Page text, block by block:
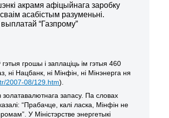
акрамя афіцыйнага заробку
асабістым разуменьні.
“Газпрому”
гэтыя грошы і заплаціць ім гэтыя 460
ні Нацбанк, ні Мінфін, ні Мінэнерга ня
2007-08/129.htm).
золатавалютнага запасу. Па словах
“Прабачце, калі ласка, Мінфін не
У Міністэрстве энергетыкі